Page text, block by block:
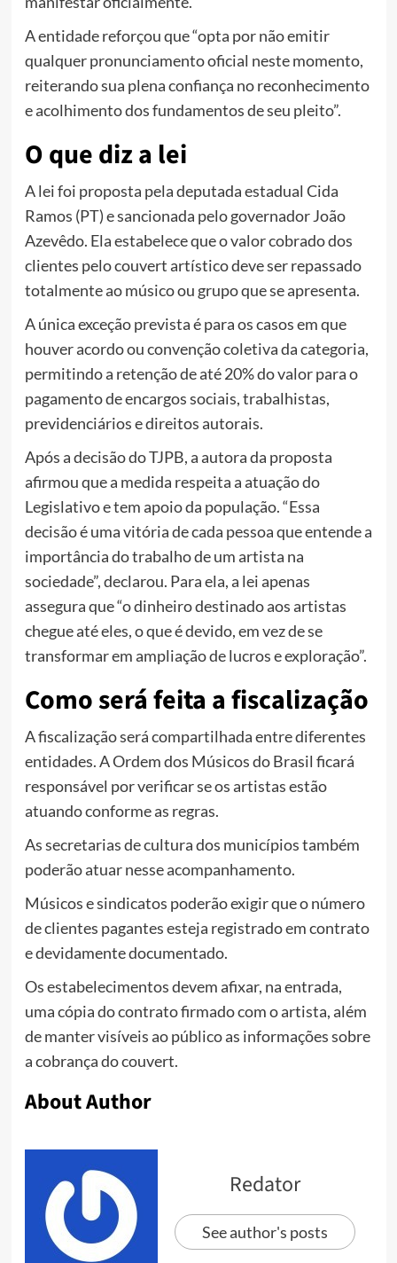
A entidade reforçou que “opta por não emitir
qualquer pronunciamento oficial neste momento,
reiterando sua plena confiança no reconhecimento
e acolhimento dos fundamentos de seu pleito”.
O que diz a lei
A lei foi proposta pela deputada estadual Cida
Ramos (PT) e sancionada pelo governador João
Azevêdo. Ela estabelece que o valor cobrado dos
clientes pelo couvert artístico deve ser repassado
totalmente ao músico ou grupo que se apresenta.
A única exceção prevista é para os casos em que
houver acordo ou convenção coletiva da categoria,
permitindo a retenção de até 20% do valor para o
pagamento de encargos sociais, trabalhistas,
previdenciários e direitos autorais.
Após a decisão do TJPB, a autora da proposta
afirmou que a medida respeita a atuação do
Legislativo e tem apoio da população. “Essa
decisão é uma vitória de cada pessoa que entende a
importância do trabalho de um artista na
sociedade”, declarou. Para ela, a lei apenas
assegura que “o dinheiro destinado aos artistas
chegue até eles, o que é devido, em vez de se
transformar em ampliação de lucros e exploração”.
Como será feita a fiscalização
A fiscalização será compartilhada entre diferentes
entidades. A Ordem dos Músicos do Brasil ficará
responsável por verificar se os artistas estão
atuando conforme as regras.
As secretarias de cultura dos municípios também
poderão atuar nesse acompanhamento.
Músicos e sindicatos poderão exigir que o número
de clientes pagantes esteja registrado em contrato
e devidamente documentado.
Os estabelecimentos devem afixar, na entrada,
uma cópia do contrato firmado com o artista, além
de manter visíveis ao público as informações sobre
a cobrança do couvert.
About Author
Redator
See author's posts